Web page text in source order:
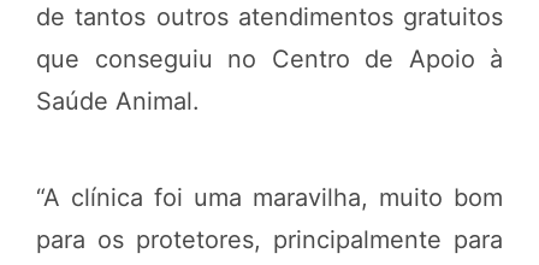
de tantos outros atendimentos gratuitos
que conseguiu no Centro de Apoio à
Saúde Animal.
“A clínica foi uma maravilha, muito bom
para os protetores, principalmente para